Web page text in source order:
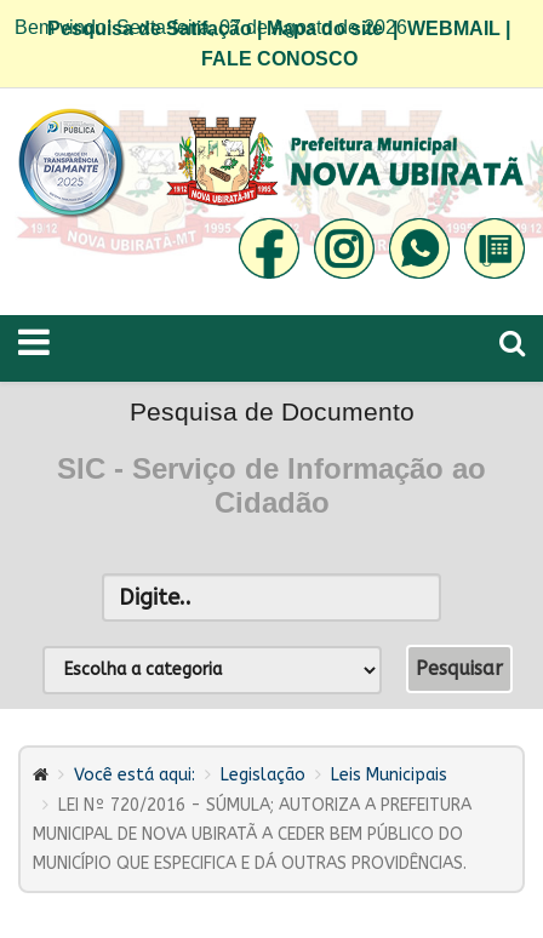
Bem vindo! Sexta-feira, 07 de Agosto de 2026
Pesquisa de Satifação|Mapa do site|WEBMAIL
FALE CONOSCO
Pesquisa de Documento
SIC - Serviço de Informação ao
Cidadão
Você está aqui: Legislação
Leis Municipais
LEI Nº 720/2016 - SÚMULA; AUTORIZA A PREFEITURA
MUNICIPAL DE NOVA UBIRATÃ A CEDER BEM PÚBLICO DO
MUNICÍPIO QUE ESPECIFICA E DÁ OUTRAS PROVIDÊNCIAS.